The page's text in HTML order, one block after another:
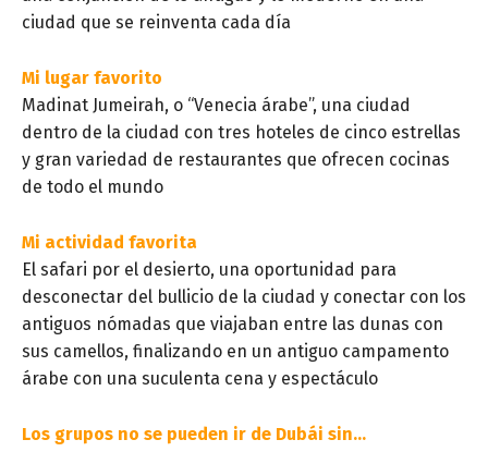
ciudad que se reinventa cada día
Mi lugar favorito
Madinat Jumeirah, o “Venecia árabe”, una ciudad
dentro de la ciudad con tres hoteles de cinco estrellas
y gran variedad de restaurantes que ofrecen cocinas
de todo el mundo
Mi actividad favorita
El safari por el desierto, una oportunidad para
desconectar del bullicio de la ciudad y conectar con los
antiguos nómadas que viajaban entre las dunas con
sus camellos, finalizando en un antiguo campamento
árabe con una suculenta cena y espectáculo
Los grupos no se pueden ir de Dubái sin…